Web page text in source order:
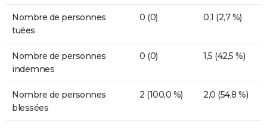
Nombre de personnes
tuées
0 (0) 0,1 (2,7 %)
Nombre de personnes
indemnes
0 (0) 1,5 (42,5 %)
Nombre de personnes
blessées
2 (100,0 %) 2,0 (54,8 %)